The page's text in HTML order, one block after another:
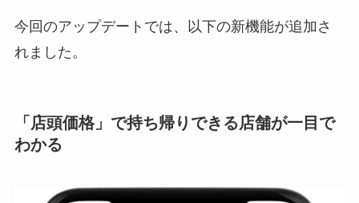
今回のアップデートでは、以下の新機能が追加さ
れました。
「店頭価格」で持ち帰りできる店舗が一目で
わかる